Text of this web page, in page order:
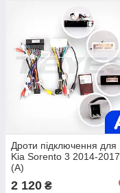
Дроти підключення для
Kia Sorento 3 2014-2017
(A)
2 120 ₴